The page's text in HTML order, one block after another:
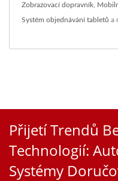
Zobrazovací dopravník
Systém objednávání tabletů a
Přijetí Trendů
Technologií:
Systémy